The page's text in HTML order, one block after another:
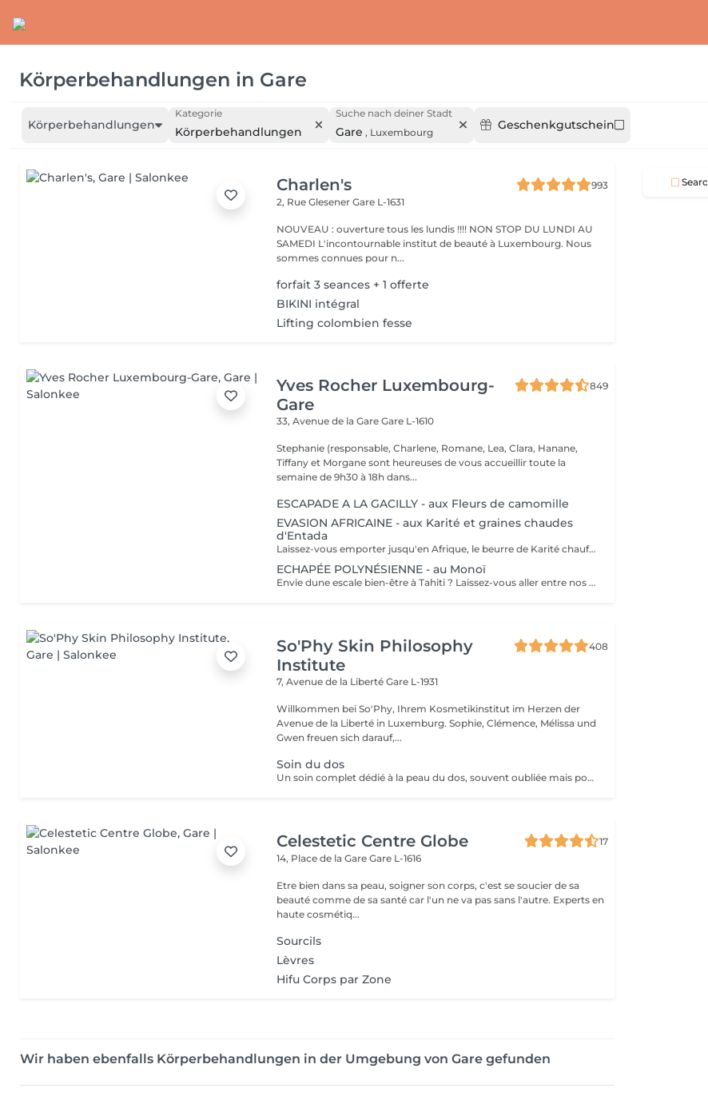
Körperbehandlungen in Gare
Körperbehandlungen
Kategorie
Körperbehandlungen
Suche nach deiner Stadt
Gare , Luxembourg
Geschenkgutschein
Charlen's
993
2, Rue GlesenerGare L-1631
NOUVEAU : ouverture tous les lundis !!!! NON STOP DU LUNDI AU
SAMEDI L'incontournable institut de beauté à Luxembourg. Nous
sommes connues pour n...
forfait 3 seances + 1 offerte
BIKINI intégral
Lifting colombien fesse
Yves Rocher Luxembourg-
Gare
849
33, Avenue de la GareGare L-1610
Stephanie (responsable, Charlene, Romane, Lea, Clara, Hanane,
Tiffany et Morgane sont heureuses de vous accueillir toute la
semaine de 9h30 à 18h dans...
ESCAPADE A LA GACILLY - aux Fleurs de camomille
EVASION AFRICAINE - aux Karité et graines chaudes
d'Entada
Laissez-vous emporter jusqu'en Afrique, le beurre de Karité chauffé devient une huile tiède nourrissante qui enveloppe votre corps dans une infinie douceur. Les graines d'Entada porte-bonheur sont ensuite glissées tout le long du corps délivrant une douce chaleur bienfaisante.
ECHAPÉE POLYNÉSIENNE - au Monoï
Envie dune escale bien-être à Tahiti ? Laissez-vous aller entre nos mains, lors dun voyage des sens à lhuile de Monoï. Secret de beauté des vahinés, le Monoï est extrait des fleurs de Tiaré, emblèmes de Tahiti. Ce modelage inspiré de la tradition ancestrale polynésienne permet à lensemble de votre corps de retrouver son harmonie. De longs mouvements des mains et des avant-bras, au rythme du va-et-vient des vagues, chassent les toxines et libèrent les tensions. Votre corps et votre esprit sont apaisés. Vous repartez avec la peau soyeuse et parfumée du divin sillage des fleurs de Tahiti.
So'Phy Skin Philosophy
Institute
408
7, Avenue de la LibertéGare L-1931
Willkommen bei So'Phy, Ihrem Kosmetikinstitut im Herzen der
Avenue de la Liberté in Luxemburg. Sophie, Clémence, Mélissa und
Gwen freuen sich darauf,...
Soin du dos
Un soin complet dédié à la peau du dos, souvent oubliée mais pourtant sujette aux tensions et aux imperfections. Ce soin débute par un nettoyage et une exfoliation afin de purifier la peau, affiner le grain de peau et améliorer sa texture. Selon vos besoins et la durée choisie (30 ou 60 minutes), un travail plus ciblé peut être réalisé pour désincruster la peau et rééquilibrer les zones concernées. Le soin se termine par un massage relaxant, permettant de relâcher les tensions accumulées et de procurer une sensation immédiate de bien-être. La peau est plus nette, plus douce et le dos profondément détendu. Un soin idéal pour prendre soin de cette zone souvent négligée tout en s'accordant un moment de détente.
Celestetic Centre Globe
17
14, Place de la GareGare L-1616
Etre bien dans sa peau, soigner son corps, c'est se soucier de sa
beauté comme de sa santé car l'un ne va pas sans l'autre. Experts en
haute cosmétiq...
Sourcils
Lèvres
Hifu Corps par Zone
Wir haben ebenfalls Körperbehandlungen in der Umgebung von Gare gefunden